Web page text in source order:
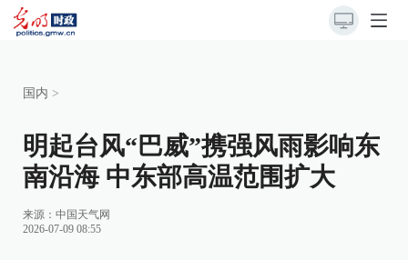
国内 >
明起台风“巴威”携强风雨影响东
南沿海 中东部高温范围扩大
来源： 中国天气网
2026-07-09 08:55